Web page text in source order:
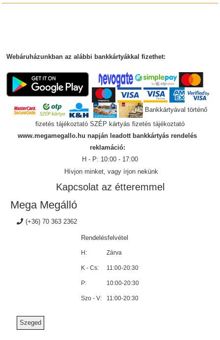
Webáruházunkban az alábbi bankkártyákkal fizethet:
Bankkártyával történő
fizetés tájékoztató SZÉP kártyás fizetés tájékoztató
www.megamegallo.hu napján leadott bankkártyás rendelés
reklamáció:
H - P: 10:00 - 17:00
Hívjon minket, vagy írjon nekünk
Kapcsolat az étteremmel
Mega Megálló
(+36) 70 363 2362
Rendelésfelvétel
H: Zárva
K - Cs: 11:00-20:30
P: 10:00-20:30
Szo - V: 11:00-20:30
Szeged